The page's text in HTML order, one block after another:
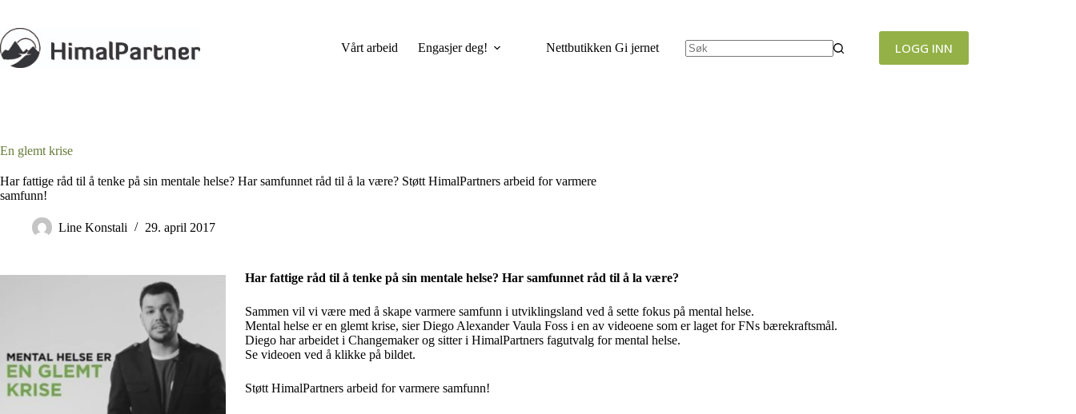
innholdet
Vårt arbeid
Engasjer deg! Nettbutikken Gi jernet LOGG INN
En glemt krise
Har fattige råd til å tenke på sin mentale helse? Har samfunnet råd til å la være? Støtt HimalPartners arbeid for varmere
samfunn!
Line Konstali 29. april 2017
Har fattige råd til å tenke på sin mentale helse? Har samfunnet råd til å la være?
Sammen vil vi være med å skape varmere samfunn i utviklingsland ved å sette fokus på mental helse.
Mental helse er en glemt krise, sier Diego Alexander Vaula Foss i en av videoene som er laget for FNs bærekraftsmål.
Diego har arbeidet i Changemaker og sitter i HimalPartners fagutvalg for mental helse.
Se videoen ved å klikke på bildet.
Støtt HimalPartners arbeid for varmere samfunn!